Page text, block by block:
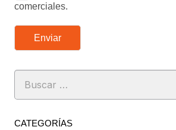
comerciales.
Enviar
Buscar:
CATEGORÍAS